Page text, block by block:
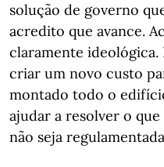
solução de governo
acredito que avance.
claramente ideológica.
criar um novo custo
montado todo o
ajudar a resolver o
não seja